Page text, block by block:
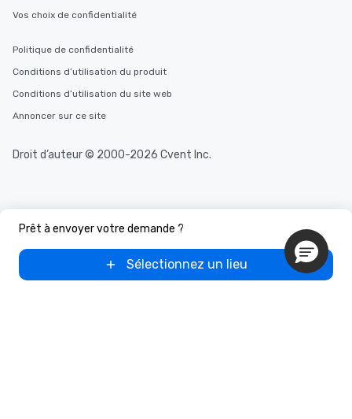
Prêt à envoyer votre demande ?
Sélectionnez un lieu
Vos choix de confidentialité
Politique de confidentialité
Conditions d’utilisation du produit
Conditions d’utilisation du site web
Annoncer sur ce site
Droit d’auteur © 2000-2026 Cvent Inc.